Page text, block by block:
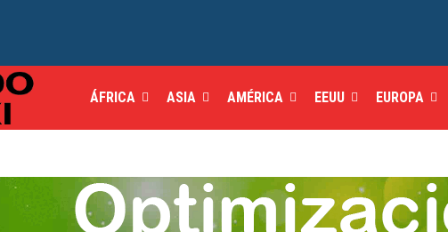
ÁFRICA ASIA AMÉRICA EEUU EUROPA